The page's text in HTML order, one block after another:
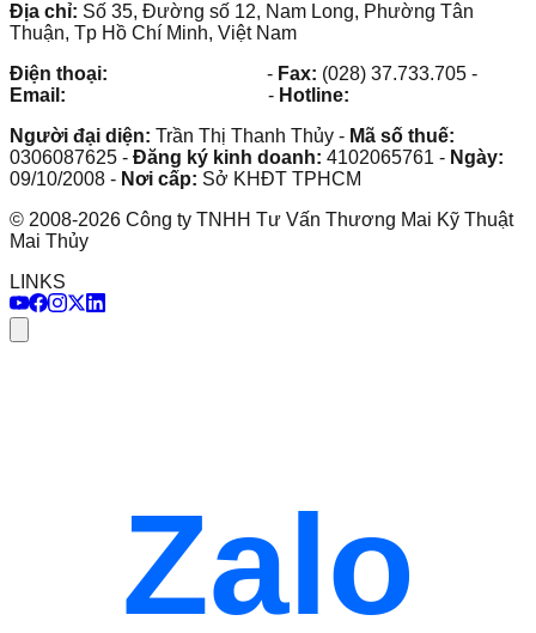
Địa chỉ: Số 35, Đường số 12, Nam Long, Phường Tân
Thuận, Tp Hồ Chí Minh, Việt Nam
Điện thoại:
- Fax: (028) 37.733.705 -
Email:
- Hotline:
Người đại diện: Trần Thị Thanh Thủy - Mã số thuế:
0306087625 - Đăng ký kinh doanh: 4102065761 - Ngày:
09/10/2008 - Nơi cấp: Sở KHĐT TPHCM
© 2008-2026 Công ty TNHH Tư Vấn Thương Mai Kỹ Thuật
Mai Thủy
LINKS
Zalo